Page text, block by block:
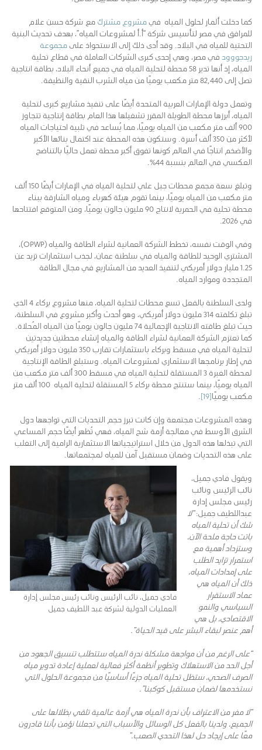
كما دخلت ألمار لحلول المياه فيمشروع مشترك مع شركة حسن علام
للمرافق في مصر لتأسيس شركة “أ.أ لمشروعات المياه”، بهدف تحديث البنية
التحتية للمياه في البلاد. وقد أدى ذلك إلى الاستحواذ علىمجموعة
ريدجووود في مصر، وهي إحدى كبرى الشركات العاملة في قطاع تحلية
المياه، إذ أنها تدير 58 محطة لتحلية المياه في جميع أنحاء البلاد، بطاقة انتاجية
تصل إلى 82,440 متر مكعب يوميًا من مياه الشرب النقية والنظيفة.
وتعمل دولة الإمارات العربية المتحدة أيضًا على تنفيذ مشاريع كبرى لتحلية
المياه، أبرزها محطة الطويلة المقرر تشغيلها هذا العام بطاقة إنتاجية تتجاوز
900 ألف متر مكعب من المياه يوميًا، مما يُساعد في تلبية احتياجات المياه
لأكثر من 350 ألف أسرة. وستكون هذه المحطة عند اكتمال بنائها الأكبر
والأضخم انتاجًا في العالم كونها تفوق أكبر محطة تعمل حاليًا بالتناضح
العكسي في العالم بنسبة 44%.
وتبلغ سعة مجمع محطات جبل علي لتحلية المياه في الإمارات أيضًا 150 ألف
متر مكعب من المياه يوميًا، بينما تقوم هيئة كهرباء ومياه الشارقة ببناء
محطة تحلية في الحمرية لانتاج 90 مليون جالون يوميًا، ومن المتوقع افتتاحها
في 2026.
وفي الوقت نفسه، تخطط الشركة العمانية لشراء الطاقة والمياه (OPWP)،
المشتري الوحيد للطاقة والمياه في سلطنة عمان، لجذب استثمارات تزيد عن
1.25 مليار دولار أمريكي لتنفيذ العديد من المشاريع في مجال الطاقة
المتجددة وموارد المياه.
ولدى السلطنة بالفعل تسع محطات لتحلية المياه، منها مشروع بركاء 4 الذي
تبلغ تكلفته 314 مليون دولار أمريكي، وهو أحدث وأكبر مشروع في السلطنة،
حيث تبلغ طاقته الانتاجية الإجمالية 74 مليون جالون يوميًا من المياه المُحلاة.
كما تعتزم الشركة العمانية لشراء الطاقة والمياه إنشاء محطتين جديدتين
لتحلية المياه في مسقط وبركاء باستثمارات تقارب 350 مليون دولار أمريكي
في إطار برنامجها الاستثماري لمشروعات المياه. وستبلغ الطاقة الإنتاجية
لمحطة الغبرة 3 المستقلة لتحلية المياه في مسقط 300 ألف متر مكعب من
المياه يوميًا، بينما ستنتج محطة بركاء 5 المستقلة لتحلية المياه 100 ألف متر
مكعب يوميًا[19]
وهذه المشروعات مجتمعة وإن كانت تبرز حجم التحديات التي تواجهها دول
الشرق الأوسط في معالجة أزمة شح المياه، فهي تُظهر أيضًا حجم المساعي
التي تبذلها هذه الدول من خلال استراتيجياتها الاستثمارية الرامية إلى التغلب
على هذه التحديات وضمان مستقبل آمن للمياه لمجتمعاتها.
فادي جميل، نائب الرئيس ونائب رئيس مجلس إدارة
العمليات الدولية لشركة عبد اللطيف جميل
ويقول فادي جميل،
نائب الرئيس ونائب
رئيس مجلس إدارة
عبداللطيف جميل:“لا
شك أن تحلية المياه
باتت حاجة ملحة الآن،
وستزداد أهمية مع
استمرار تزايد الطلب
على إمدادات المياه،
ذلك أن المياه هي
عماد الاستقرار
السياسي والنمو
الاقتصادي، بل هي
أهم عنصر لبقاء البشر على قيد الحياة”.
“على الرغم من أن مواجهة مشكلة ندرة المياه ستتطلب تنسيق الجهود من
أجل الحد من الاستهلاك وتطوير أنظمة أكثر فعالية لعملية إعادة تدوير مياه
الصرف الصحي، ستظل تحلية المياه جزءًا أساسيًا من مجموعة الحلول التي
نستخدمها لضمان مستقبل كوكبنا”.
“لا مفر من الاعتراف بأن ندرة المياه هي أزمة عالمية تلقي بظلالها على
الجميع، ولدينا بالفعل كل الوسائل والأسباب التي تجعلنا نؤمن بأننا قادرون
معًا على إيجاد حل لهذا التحدي الصعب.”